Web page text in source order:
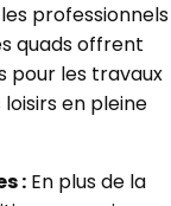
professionnels
quads offrent
pour les travaux
en pleine
: En plus de la